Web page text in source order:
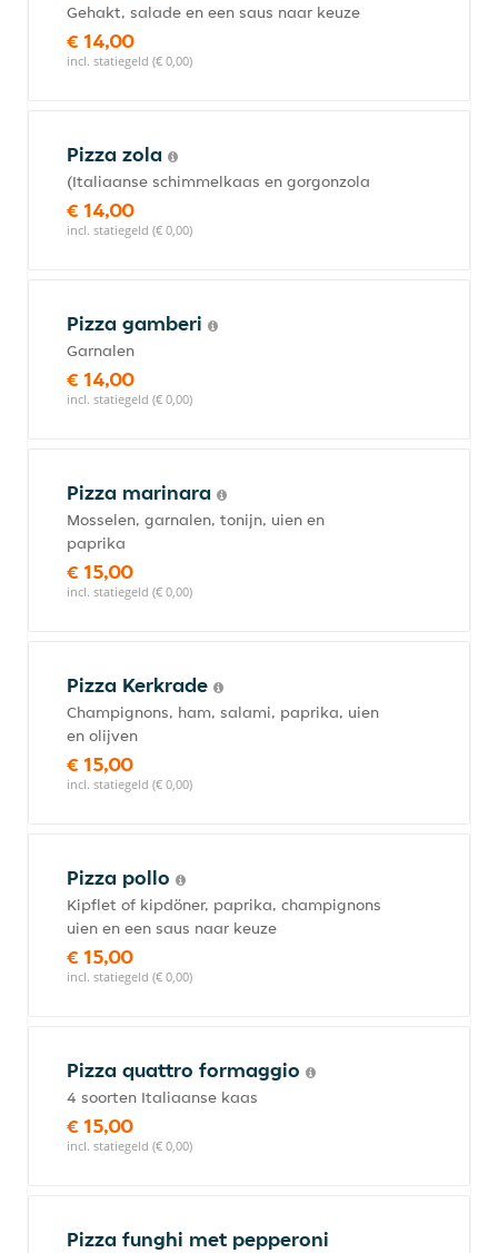
Gehakt, salade en een saus naar keuze
€ 14,00
incl. statiegeld (€ 0,00)
Pizza zola
(Italiaanse schimmelkaas en gorgonzola
€ 14,00
incl. statiegeld (€ 0,00)
Pizza gamberi
Garnalen
€ 14,00
incl. statiegeld (€ 0,00)
Pizza marinara
Mosselen, garnalen, tonijn, uien en
paprika
€ 15,00
incl. statiegeld (€ 0,00)
Pizza Kerkrade
Champignons, ham, salami, paprika, uien
en olijven
€ 15,00
incl. statiegeld (€ 0,00)
Pizza pollo
Kipflet of kipdöner, paprika, champignons
uien en een saus naar keuze
€ 15,00
incl. statiegeld (€ 0,00)
Pizza quattro formaggio
4 soorten Italiaanse kaas
€ 15,00
incl. statiegeld (€ 0,00)
Pizza funghi met pepperoni